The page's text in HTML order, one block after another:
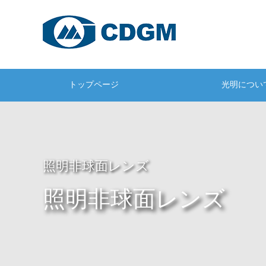
トップページ 光明につい
照明非球面レンズ
照明非球面レンズ